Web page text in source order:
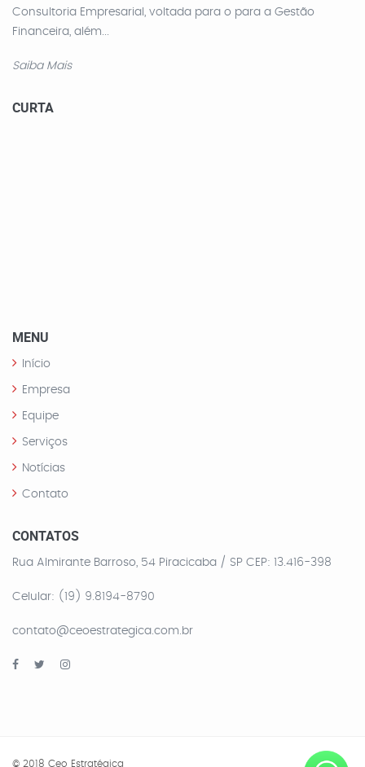
Consultoria Empresarial, voltada para o para a Gestão
Financeira, além...
Saiba Mais
CURTA
MENU
Início
Empresa
Equipe
Serviços
Notícias
Contato
CONTATOS
Rua Almirante Barroso, 54 Piracicaba / SP CEP: 13.416-398
Celular: (19) 9.8194-8790
contato@ceoestrategica.com.br
© 2018 Ceo Estratégica